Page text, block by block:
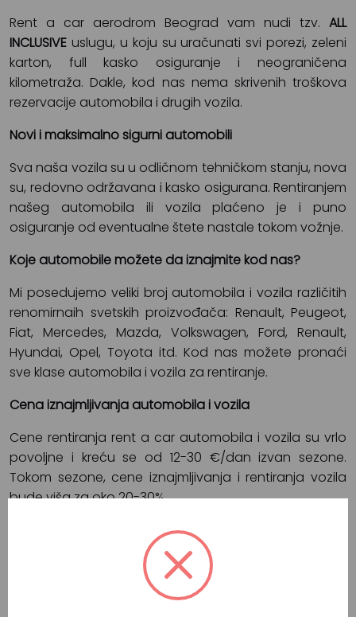
Rent a car aerodrom Beograd vam nudi tzv. ALL
INCLUSIVE uslugu, u koju su uračunati svi porezi, zeleni
karton, full kasko osiguranje i neograničena
kilometraža. Dakle, kod nas nema skrivenih troškova
rezervacije automobila i drugih vozila.
Novi i maksimalno sigurni automobili
Sva naša vozila su u odličnom tehničkom stanju, nova
su, redovno održavana i kasko osigurana. Rentiranjem
našeg automobila ili vozila plaćeno je i puno
osiguranje od eventualne štete nastale tokom vožnje.
Koje automobile možete da iznajmite kod nas?
Mi posedujemo veliki broj automobila i vozila različitih
renomirnaih svetskih proizvođača: Renault, Peugeot,
Fiat, Mercedes, Mazda, Volkswagen, Ford, Renault,
Hyundai, Opel, Toyota itd. Kod nas možete pronaći
sve klase automobila i vozila za rentiranje.
Cena iznajmljivanja automobila i vozila
Cene rentiranja rent a car automobila i vozila su vrlo
povoljne i kreću se od 12-30 €/dan izvan sezone.
Tokom sezone, cene iznajmljivanja i rentiranja vozila
bude viša za oko 20-30%.
Podrška na teritoriji Srbije, regiona i EU
Ukoliko odlučite da rentirate naš rent a car auto ili
drugo vozilo, imaćete podršku 24/7 na teritoriji Srbije,